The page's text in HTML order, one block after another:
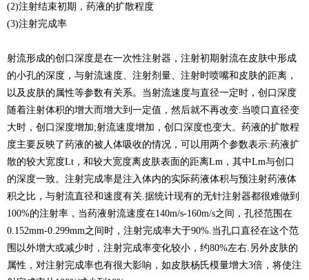
(2)注射结束初期，药液的扩散程度
(3)注射完成率
射流形成的创口深度是在一次性注射器，注射初期射流在皮肤中形成
的小孔的深度，与射流速度、注射剂量、注射时喷嘴和皮肤的距离，
以及皮肤的属性等参数有关系。当射流速度与直径一定时，创口深度
随着注射体积的增大而增大到一定值，然后就不再改变.当喷口直径变
大时，创口深度增加;射流速度增加，创口深度也变大。药液的扩散程
度主要反映了药液的被人体吸收的情况，可以用两个参数表示:药液扩
散的较大宽度Lt，和较大宽度离皮肤表面的距离Lm，其中Lm与创口
的深度一致。注射完成率是注入体内的实际药液体积与预注射药液体
积之比，与射流直径和速度有关.据统计现有的无针注射器都很难做到
100%的注射率，当药液射流速度在140m/s-160m/s之间，孔径范围在
0.152mm-0.299mm之间时，注射完成率大于90%.当孔口直径在这个范
围以外增大或减少时，注射完成率变化较小，约80%左右.另外皮肤的
属性，对注射完成率也有很大影响，如皮肤杨氏模量增大3倍，将使注